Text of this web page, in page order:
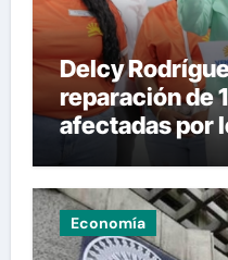
Delcy
reparación de
afectadas por
Economía